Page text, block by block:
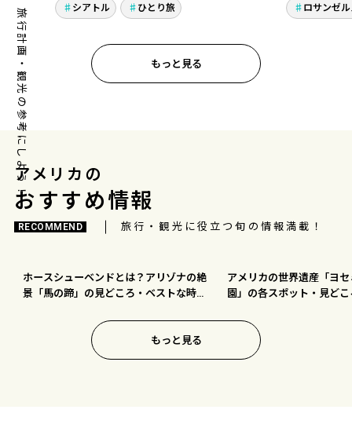
旅行計画・観光の参考にしよう！
日間！シアトル・ポート
とグルメを満喫
シアトル ひとり旅
＆ア
ロサンゼ
もっと見る
アメリカの
おすすめ情報
RECOMMEND 旅行・観光に役立つ旬の情報満載！
ホースシューベンドとは？アリゾナの絶
景「馬の蹄」の見どころ・ベストな時間
アメリカの世界遺産「ヨ
園」の各スポット・見ど
もっと見る